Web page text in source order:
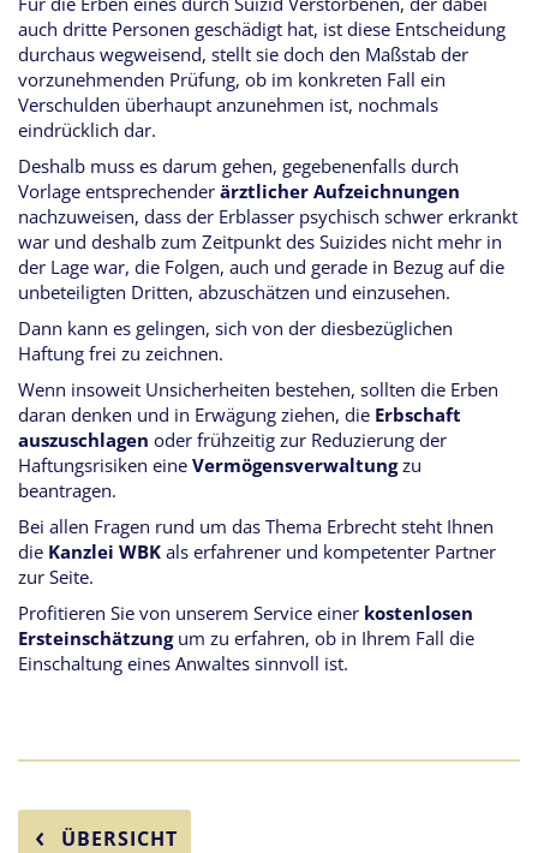
auch dritte Personen geschädigt hat, ist diese Entscheidung
durchaus wegweisend, stellt sie doch den Maßstab der
vorzunehmenden Prüfung, ob im konkreten Fall ein
Verschulden überhaupt anzunehmen ist, nochmals
eindrücklich dar.
Deshalb muss es darum gehen, gegebenenfalls durch
Vorlage entsprechender ärztlicher Aufzeichnungen
nachzuweisen, dass der Erblasser psychisch schwer erkrankt
war und deshalb zum Zeitpunkt des Suizides nicht mehr in
der Lage war, die Folgen, auch und gerade in Bezug auf die
unbeteiligten Dritten, abzuschätzen und einzusehen.
Dann kann es gelingen, sich von der diesbezüglichen
Haftung frei zu zeichnen.
Wenn insoweit Unsicherheiten bestehen, sollten die Erben
daran denken und in Erwägung ziehen, die Erbschaft
auszuschlagen oder frühzeitig zur Reduzierung der
Haftungsrisiken eine Vermögensverwaltungzu
beantragen.
Bei allen Fragen rund um das Thema Erbrecht steht Ihnen
die Kanzlei WBK als erfahrener und kompetenter Partner
zur Seite.
Profitieren Sie von unserem Service einer kostenlosen
Ersteinschätzungum zu erfahren, ob in Ihrem Fall die
Einschaltung eines Anwaltes sinnvoll ist.
ÜBERSICHT